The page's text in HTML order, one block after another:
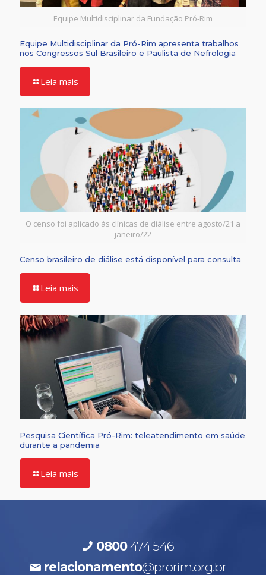
Equipe Multidisciplinar da Fundação Pró-Rim
Equipe Multidisciplinar da Pró-Rim apresenta trabalhos
nos Congressos Sul Brasileiro e Paulista de Nefrologia
Leia mais
O censo foi aplicado às clínicas de diálise entre agosto/21 a
janeiro/22
Censo brasileiro de diálise está disponível para consulta
Leia mais
Pesquisa Científica Pró-Rim: teleatendimento em saúde
durante a pandemia
Leia mais
0800474 546
relacionamento@prorim.org.br